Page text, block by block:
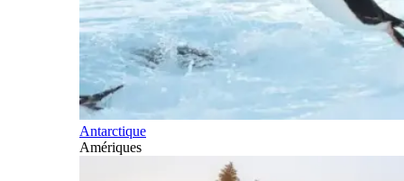
Antarctique
Amériques